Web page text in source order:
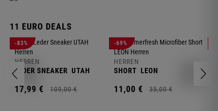
11 EURO DEALS
-83%
HERREN
LEDER SNEAKER UTAH
17,99 € 109,00 €
-69%
HERREN
SHORT LEON
11,00 € 35,00 €